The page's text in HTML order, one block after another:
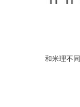
和米理不